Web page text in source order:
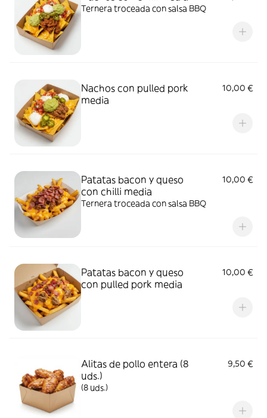
Ternera troceada con salsa BBQ
Nachos con pulled pork
media
10,00 €
Patatas bacon y queso
con chilli media
10,00 €
Ternera troceada con salsa BBQ
Patatas bacon y queso
con pulled pork media
10,00 €
Alitas de pollo entera (8
uds.)
9,50 €
(8 uds.)